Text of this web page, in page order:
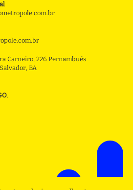
Carneiro, 226 Pernambués
BA
.